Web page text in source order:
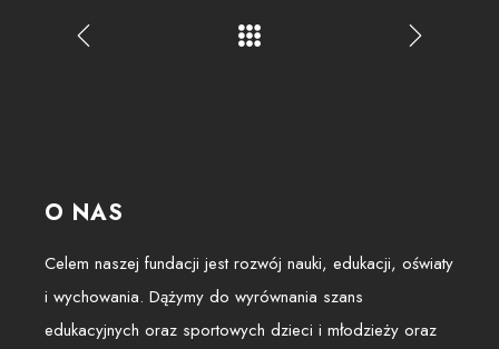
O NAS
Celem naszej fundacji jest rozwój nauki, edukacji, oświaty
i wychowania. Dążymy do wyrównania szans
edukacyjnych oraz sportowych dzieci i młodzieży oraz